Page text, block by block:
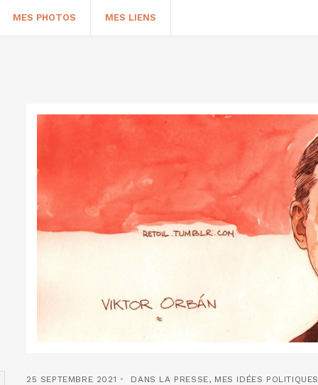
MES PHOTOS MES LIENS
25 SEPTEMBRE 2021 DANS LA PRESSE, MES IDÉES POLITIQUES